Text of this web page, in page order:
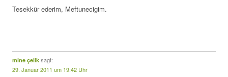
Tesekkür ederim, Meftunecigim.
mine çelik sagt:
29. Januar 2011 um 19:42 Uhr